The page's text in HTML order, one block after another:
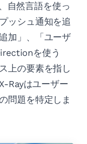
自然言語を使っ
ッシュ通知を追
加」、「ユーザ
を使う
上の要素を指し
Rayはユーザー
問題を特定しま